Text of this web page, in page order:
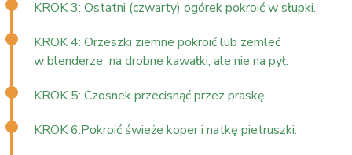
KROK 3: Ostatni (czwarty) ogórek pokroić w słupki.
KROK 4: Orzeszki ziemne pokroić lub zemleć
w blenderze na drobne kawałki, ale nie na pył.
KROK 5: Czosnek przecisnąć przez praskę.
KROK 6:Pokroić świeże koper i natkę pietruszki.